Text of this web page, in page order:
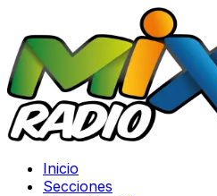
Inicio
Secciones